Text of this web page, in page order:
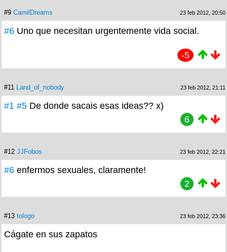
#9 CamilDreams 23 feb 2012, 20:50
#6 Uno que necesitan urgentemente vida social.
-5
#11 Land_of_nobody 23 feb 2012, 21:11
#1 #5 De donde sacais esas ideas?? x)
6
#12 JJFobos 23 feb 2012, 22:21
#6 enfermos sexuales, claramente!
2
#13 tologo 23 feb 2012, 23:36
Cágate en sus zapatos